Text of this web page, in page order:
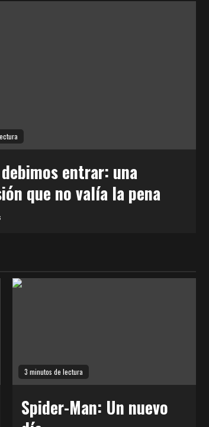
entrar: una
que no valía la pena
3 minutos de lectura
Spider-Man: Un nuevo